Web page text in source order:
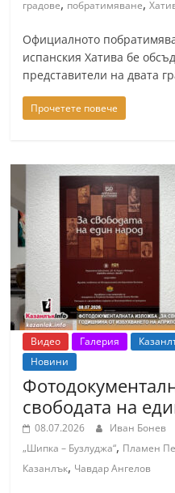
градове, побратимяване,
Официалното
испанския Хатива бе
представители на двата
Прочетете повече
Видео Галерия
Новини
свободата на
08.07.2026 Иван Бонев
„Шипка – Бузлуджа“, Пламен
Казанлък, Чавдар Ангелов